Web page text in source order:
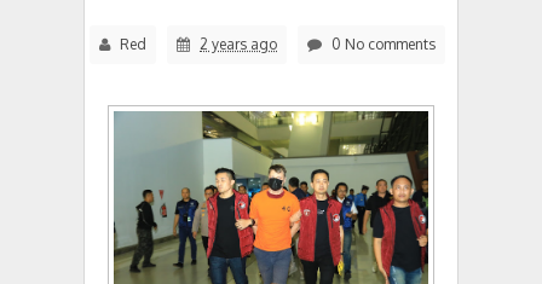
Red 2 years ago 0 No comments